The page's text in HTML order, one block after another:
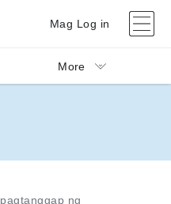
Mag Log in
More
ng